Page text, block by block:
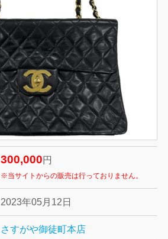
300,000 円
※当サイトからの販売は行っておりません。
2023年05月12日
さすがや御徒町本店